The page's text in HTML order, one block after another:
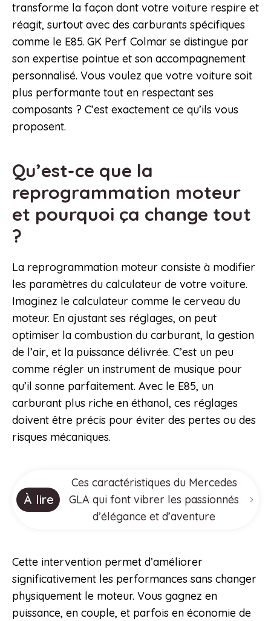
transforme la façon dont votre voiture respire et
réagit, surtout avec des carburants spécifiques
comme le E85. GK Perf Colmar se distingue par
son expertise pointue et son accompagnement
personnalisé. Vous voulez que votre voiture soit
plus performante tout en respectant ses
composants ? C’est exactement ce qu’ils vous
proposent.
Qu’est-ce que la
reprogrammation moteur
et pourquoi ça change tout
?
La reprogrammation moteur consiste à modifier
les paramètres du calculateur de votre voiture.
Imaginez le calculateur comme le cerveau du
moteur. En ajustant ses réglages, on peut
optimiser la combustion du carburant, la gestion
de l’air, et la puissance délivrée. C’est un peu
comme régler un instrument de musique pour
qu’il sonne parfaitement. Avec le E85, un
carburant plus riche en éthanol, ces réglages
doivent être précis pour éviter des pertes ou des
risques mécaniques.
À lire
Ces caractéristiques du Mercedes
GLA qui font vibrer les passionnés
d’élégance et d’aventure
Cette intervention permet d’améliorer
significativement les performances sans changer
physiquement le moteur. Vous gagnez en
puissance, en couple, et parfois en économie de